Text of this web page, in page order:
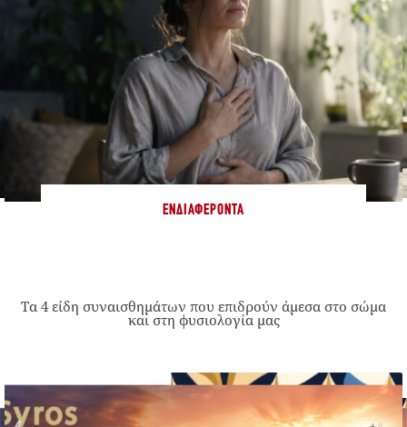
ΕΝΔΙΑΦΈΡΟΝΤΑ
Τα 4 είδη συναισθημάτων που επιδρούν άμεσα στο σώμα
και στη φυσιολογία μας